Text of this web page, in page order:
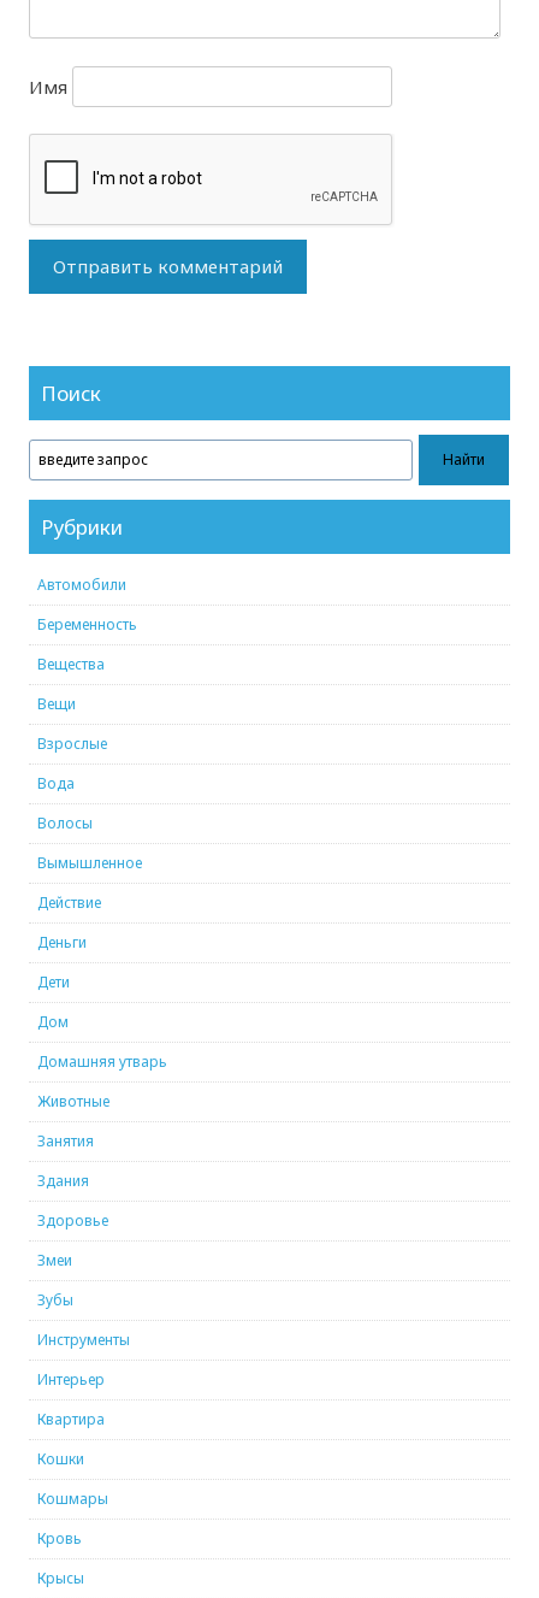
Имя
Поиск
Рубрики
Автомобили
Беременность
Вещества
Вещи
Взрослые
Вода
Волосы
Вымышленное
Действие
Деньги
Дети
Дом
Домашняя утварь
Животные
Занятия
Здания
Здоровье
Змеи
Зубы
Инструменты
Интерьер
Квартира
Кошки
Кошмары
Кровь
Крысы